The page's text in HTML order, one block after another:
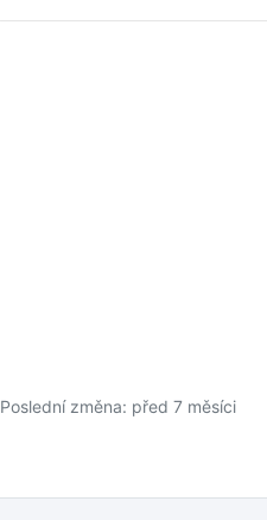
Poslední změna: před 7 měsíci